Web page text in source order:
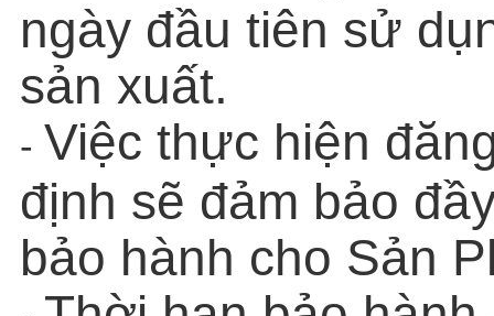
ngày đầu tiên sử
sản xuất.
- Việc thực hiện
định sẽ đảm bảo
bảo hành cho Sản